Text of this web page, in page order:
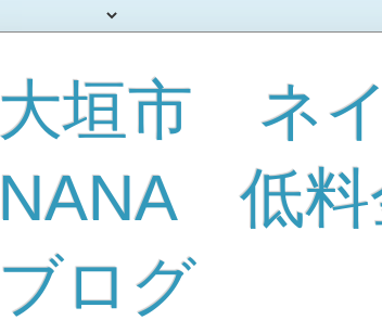
大垣市 ネ
NANA 低料
ブログ